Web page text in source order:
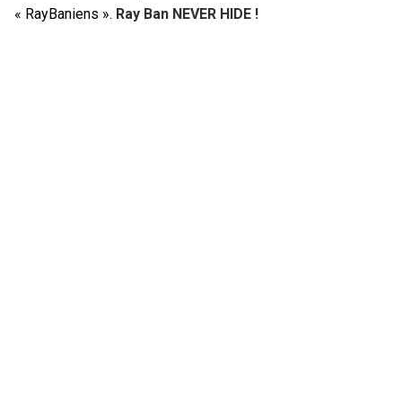
« RayBaniens ». Ray Ban NEVER HIDE !